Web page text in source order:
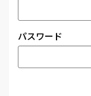
パスワード